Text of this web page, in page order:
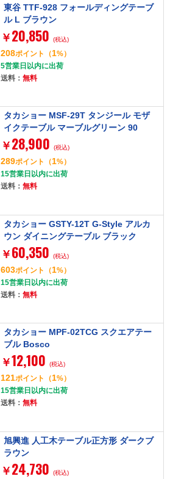
東谷 TTF-928 フォールディングテーブ
ル L ブラウン
￥ 20,850 (税込)
208ポイント （1%）
5営業日以内に出荷
送料： 無料
タカショー MSF-29T タンジール モザ
イクテーブル マーブルグリーン 90
￥ 28,900 (税込)
289ポイント （1%）
15営業日以内に出荷
送料： 無料
タカショー GSTY-12T G-Style アルカ
ウン ダイニングテーブル ブラック
￥ 60,350 (税込)
603ポイント （1%）
15営業日以内に出荷
送料： 無料
タカショー MPF-02TCG スクエアテー
ブル Bosco
￥12,100 (税込)
121ポイント （1%）
15営業日以内に出荷
送料： 無料
旭興進 人工木テーブル正方形 ダークブ
ラウン
￥ 24,730 (税込)